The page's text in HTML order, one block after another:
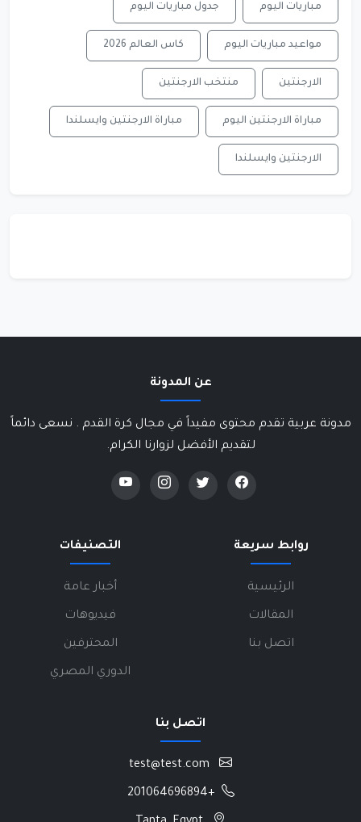
مباريات اليوم جدول مباريات اليوم
مواعيد مباريات اليوم كاس العالم 2026
الارجنتين منتخب الارجنتين
مباراة الارجنتين اليوم مباراة الارجنتين وايسلندا
الارجنتين وايسلندا
عن المدونة
مدونة عربية تقدم محتوى مفيداً في مجال كرة القدم . نسعى دائماً
لتقديم الأفضل لزوارنا الكرام.
روابط سريعة
الرئيسية
المقالات
اتصل بنا
التصنيفات
أخبار عامة
فيديوهات
المحترفين
الدوري المصري
اتصل بنا
+201064696894